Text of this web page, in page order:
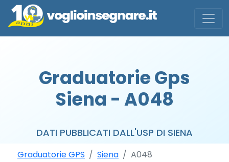
Graduatorie Gps
Siena - A048
DATI PUBBLICATI DALL'USP DI SIENA
Graduatorie GPS Siena A048